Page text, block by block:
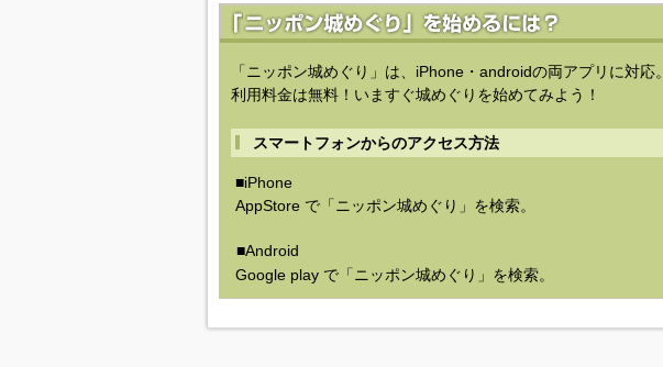
「ニッポン城めぐり」は、iPhone・androidの両アプリに対応。
利用料金は無料！いますぐ城めぐりを始めてみよう！
スマートフォンからのアクセス方法
■iPhone
AppStore で「ニッポン城めぐり」を検索。
■Android
Google play で「ニッポン城めぐり」を検索。